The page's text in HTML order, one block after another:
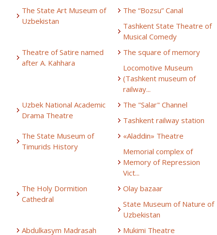
The State Art Museum of
Uzbekistan
The “Bozsu” Canal
Tashkent State Theatre of
Musical Comedy
Theatre of Satire named
after A. Kahhara
The square of memory
Locomotive Museum
(Tashkent museum of
railway...
Uzbek National Academic
Drama Theatre
The "Salar" Channel
Tashkent railway station
The State Museum of
Timurids History
«Aladdin» Theatre
Memorial complex of
Memory of Repression
Vict...
The Holy Dormition
Cathedral
Olay bazaar
State Museum of Nature of
Uzbekistan
Abdulkasym Madrasah
Mukimi Theatre